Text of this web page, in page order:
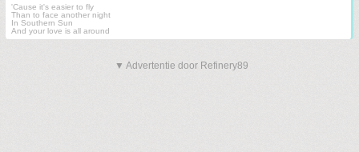
'Cause it's easier to fly
Than to face another night
In Southern Sun
And your love is all around
▼ Advertentie door Refinery89